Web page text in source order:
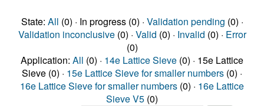
State: All (0) · In progress (0) · Validation pending (0) ·
Validation inconclusive(0) · Valid (0) · Invalid (0) · Error
(0)
Application: All (0) · 14e Lattice Sieve (0) · 15e Lattice
Sieve (0) · 15e Lattice Sieve for smaller numbers (0) ·
16e Lattice Sieve for smaller numbers (0) · 16e Lattice
Sieve V5 (0)